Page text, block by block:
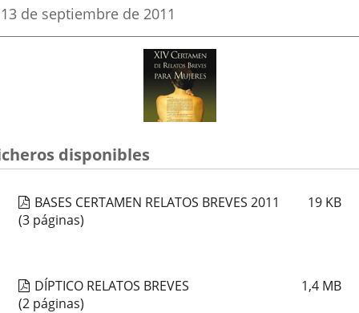
aplicaciónaplicación
Fecha
la
13 de septiembre de 2011
disponibles
BASES CERTAMEN RELATOS BREVES 2011 19 KB
(3 páginas)
DÍPTICO RELATOS BREVES 1,4 MB
(2 páginas)